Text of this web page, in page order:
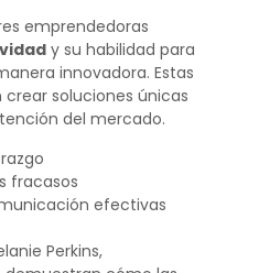
emprendedoras
y su habilidad para
innovadora. Estas
soluciones únicas
del mercado.
fracasos
efectivas
Perkins,